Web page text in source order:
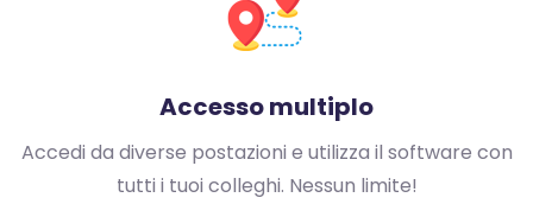
Accesso multiplo
Accedi da diverse postazioni e utilizza il software con
tutti i tuoi colleghi. Nessun limite!